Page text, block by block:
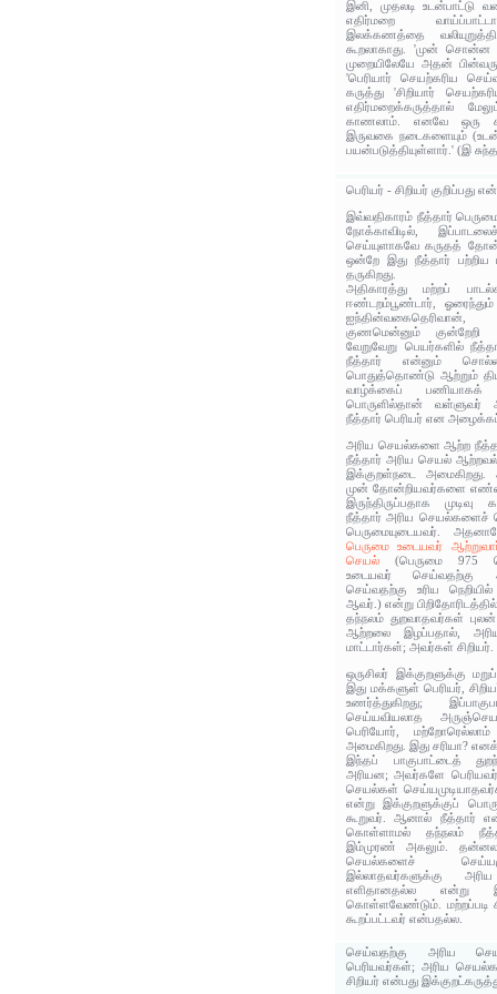
இனி, முதலடி உடன்பாட்டு
எதிர்மறை
இலக்கணத்தை
கூறலாகாது. 'முன் சொன்ன
முறையிலேயே அதன்
'பெரியார் செயற்கரிய
கருத்து 'சிறியார்
எதிர்மறைக்கருத்தால்
காணலாம். எனவே ஒரு
இருவகை நடைகளையும்
பயன்படுத்தியுள்ளார்.' (இ
பெரியர் - சிறியர் குறிப்பது
இவ்வதிகாரம் நீத்தார்
நோக்காவிடில்,
செய்யுளாகவே கருதத்
ஒன்றே இது நீத்தார் பற்றிய
தருகிறது.
அதிகாரத்து மற்றப்
ஈண்டறம்பூண்டார்,
குணமென்னும்
வேறுவேறு பெயர்களில்
நீத்தார் என்னும்
பொதுத்தொண்டு ஆற்றும்
வாழ்க்கைப்
பொருளில்தான் வள்ளுவர்
நீத்தார் பெரியர் என
அரிய செயல்களை ஆற்ற
நீத்தார் அரிய செயல்
இக்குறள்நடை
முன் தோன்றியவர்களை
இருந்திருப்பதாக முடிவு
நீத்தார் அரிய செயல்களைச்
பெருமையுடையவர்.
பெருமை உடையவர்
செயல்(பெருமை 975
உடையவர் செய்வதற்கு
செய்வதற்கு உரிய
ஆவர்.) என்று
தந்நலம் துறவாதவர்கள்
ஆற்றலை இழப்பதால்,
மாட்டார்கள்; அவர்கள் சிறியர்.
ஒருசிலர் இக்குறளுக்கு
இது மக்களுள் பெரியர்,
உணர்த்துகிறது;
செய்யவியலாத
பெரியோர்,
அமைகிறது. இது சரியா?
இந்தப் பாகுபாட்டைத்
அரியன; அவர்களே
செயல்கள்
என்று இக்குறளுக்குப்
கூறுவர். ஆனால் நீத்தார்
கொள்ளாமல் தந்நலம்
இம்முரண் அகலும்.
செயல்களைச்
இல்லாதவர்களுக்கு
எளிதானதல்ல என்று
கொள்ளவேண்டும். மற்றப்படி
கூறப்பட்டவர் என்பதல்ல.
செய்வதற்கு அரிய
பெரியவர்கள்; அரிய
சிறியர் என்பது